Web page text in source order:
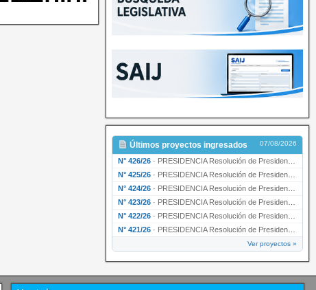
Últimos proyectos ingresados 07/08/2026
N° 426/26 · PRESIDENCIA Resolución de Presidencia N° 216/26 declarando de interés provincial la labor …
N° 425/26 · PRESIDENCIA Resolución de Presidencia N° 212/26 declarando de interés provincial el “50° A…
N° 424/26 · PRESIDENCIA Resolución de Presidencia Nº 210/26 declarando de interés provincial el proyec…
N° 423/26 · PRESIDENCIA Resolución de Presidencia Nº 209/26 declarando de interés provincial la presen…
N° 422/26 · PRESIDENCIA Resolución de Presidencia N° 200/26 para su ratificación.
N° 421/26 · PRESIDENCIA Resolución de Presidencia N° 199/26 para su ratificación.
Ver proyectos »